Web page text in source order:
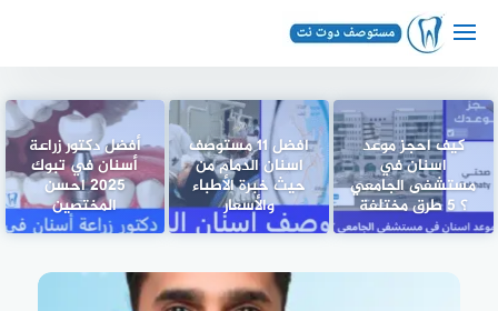
كيف احجز موعد
اسنان في
مستشفى الجامعي
؟ 5 طرق مختلفة
افضل 11 مستوصف
اسنان الدمام من
حيث خبرة الأطباء
والأسعار
أفضل دكتور زراعة
أسنان في تبوك
2025 احسن
المختصين